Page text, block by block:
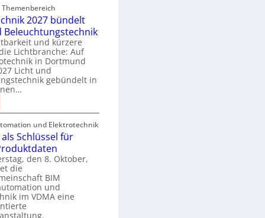
Themenbereich
2027 bündelt
Beleuchtungstechnik
und kürzere
Lichtbranche: Auf
in Dortmund
Licht und
gebündelt in
und Elektrotechnik
als Schlüssel für
den 8. Oktober,
die
BIM
und
im VDMA eine